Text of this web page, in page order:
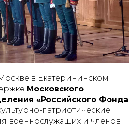
в Екатерининском
Московского
«Российского Фонда
патриотические
военнослужащих и членов